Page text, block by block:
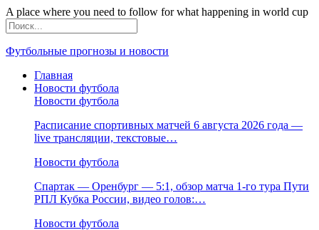
A place where you need to follow for what happening in world cup
Футбольные прогнозы и новости
Главная
Новости футбола
Новости футбола
Расписание спортивных матчей 6 августа 2026 года —
live трансляции, текстовые…
Новости футбола
Спартак — Оренбург — 5:1, обзор матча 1-го тура Пути
РПЛ Кубка России, видео голов:…
Новости футбола